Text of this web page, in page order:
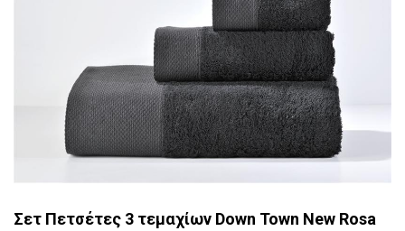
Σετ Πετσέτες 3 τεμαχίων Down Town New Rosa